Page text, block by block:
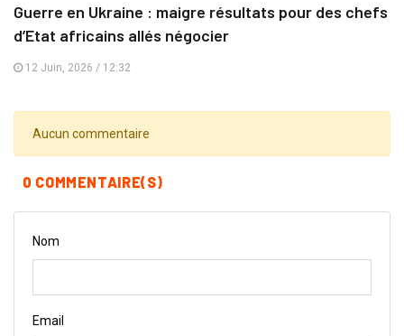
Guerre en Ukraine : maigre résultats pour des chefs
d’Etat africains allés négocier
12 Juin, 2026 / 12:32
Aucun commentaire
0 COMMENTAIRE(S)
Nom
Email